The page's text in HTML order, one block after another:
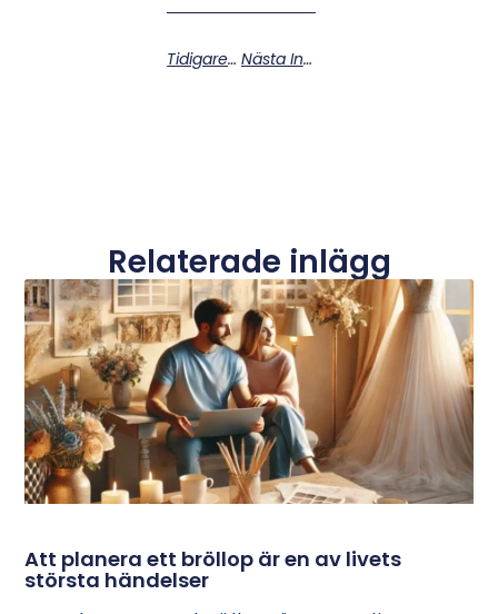
Tidigare Inlägg Nästa Inlägg
Relaterade inlägg
Att planera ett bröllop är en av livets
största händelser